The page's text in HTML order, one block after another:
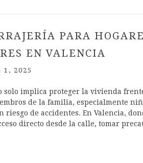
PARA
EN VALENCIA
2025
solo implica proteger la vivienda
de la familia, especialmente
riesgo de accidentes. En Valencia,
directo desde la calle, tomar